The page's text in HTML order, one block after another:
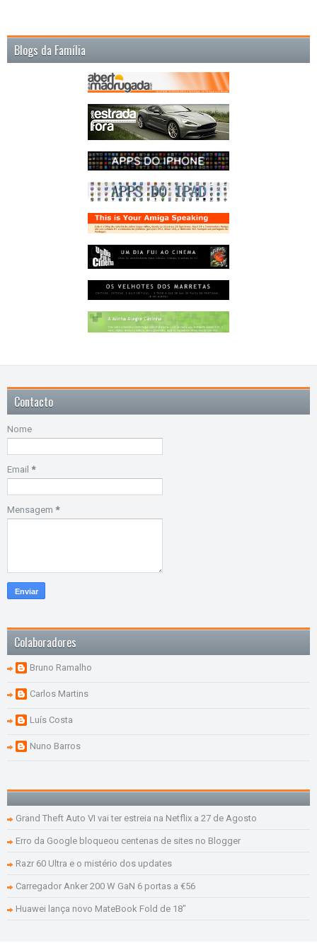
Blogs da Família
Contacto
Nome
Email *
Mensagem *
Colaboradores
Bruno Ramalho
Carlos Martins
Luís Costa
Nuno Barros
Grand Theft Auto VI vai ter estreia na Netflix a 27 de Agosto
Erro da Google bloqueou centenas de sites no Blogger
Razr 60 Ultra e o mistério dos updates
Carregador Anker 200 W GaN 6 portas a €56
Huawei lança novo MateBook Fold de 18"